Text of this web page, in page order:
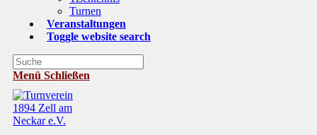
Turnen
Veranstaltungen
Toggle website search
Menü Schließen